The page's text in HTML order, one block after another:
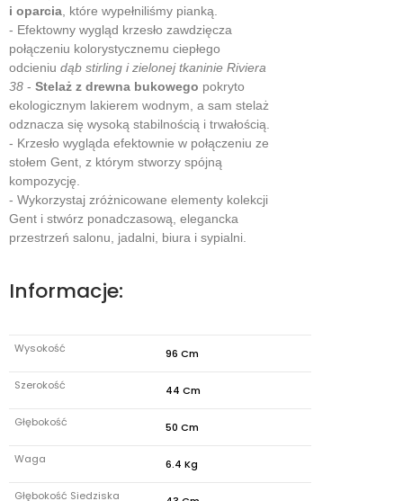
i oparcia , które wypełniliśmy pianką.
- Efektowny wygląd krzesło zawdzięcza
połączeniu kolorystycznemu ciepłego
odcieniu dąb stirling i zielonej tkaninie Riviera
38 - Stelaż z drewna bukowego pokryto
ekologicznym lakierem wodnym, a sam stelaż
odznacza się wysoką stabilnością i trwałością.
- Krzesło wygląda efektownie w połączeniu ze
stołem Gent, z którym stworzy spójną
kompozycję.
- Wykorzystaj zróżnicowane elementy kolekcji
Gent i stwórz ponadczasową, elegancka
przestrzeń salonu, jadalni, biura i sypialni.
Informacje:
Wysokość 96 Cm
Szerokość 44 Cm
Głębokość 50 Cm
Waga 6.4 Kg
Głębokość Siedziska